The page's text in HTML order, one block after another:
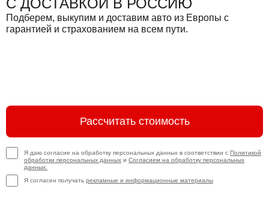
Алексеевских С.В. При любых подозрениях, свяжитесь с
нами по официальнымконтактам, указанным в соц сетях
и на сайте
С ДОСТАВКОЙ В РОССИЮ
Подберем, выкупим и доставим авто из Европы с
гарантией и страхованием на всем пути.
Рассчитать стоимость
Я даю согласие на обработку персональных данных в соответствии с Политикой
обработки персональных данных и Согласием на обработку персональных
данных.
Я согласен получать рекламные и информационные материалы